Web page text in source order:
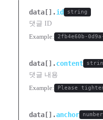
data[].id string
댓글 ID
Example:
2fb4e60b-
data[].content
댓글 내용
Example:
Please
data[].anchor